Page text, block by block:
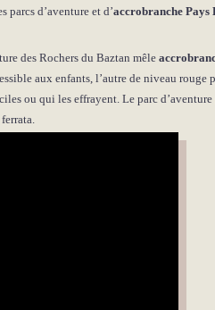
parcsd’aventure et d’accrobranche Pays
des Rochers du Baztan mêle
aux enfants, l’autre de niveau rouge
ou qui les effrayent. Le parc